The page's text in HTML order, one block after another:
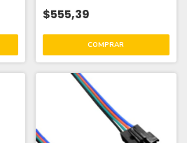
$555,39